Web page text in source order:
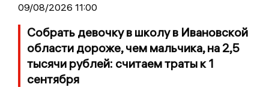
09/08/2026 11:00
Собрать девочку в школу в Ивановской
области дороже, чем мальчика, на 2,5
тысячи рублей: считаем траты к 1
сентября